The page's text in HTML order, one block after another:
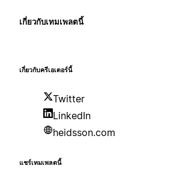
เกี่ยวกับเทมเพลตนี้
เกี่ยวกับครีเอเตอร์นี้
Twitter
LinkedIn
heidsson.com
แชร์เทมเพลตนี้